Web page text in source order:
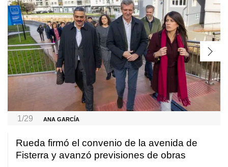
1/29 ANA GARCÍA
Rueda firmó el convenio de la avenida de
Fisterra y avanzó previsiones de obras